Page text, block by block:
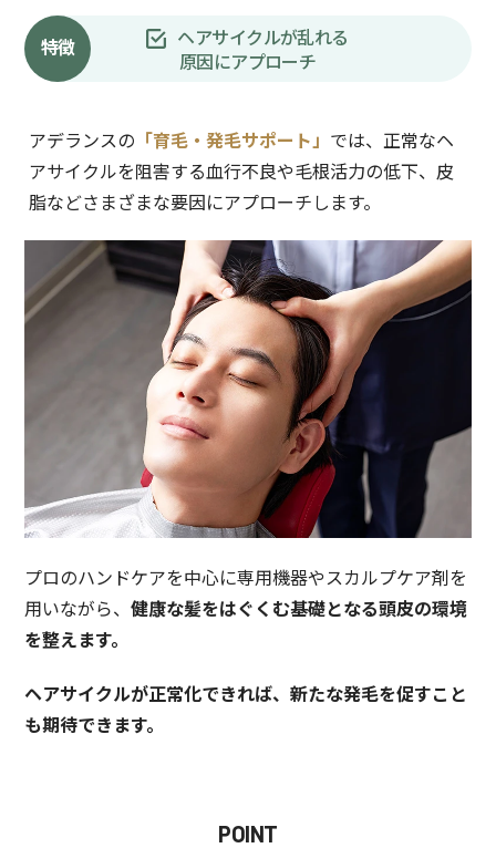
特徴
ヘアサイクルが乱れる
原因にアプローチ
アデランスの 「育毛・発毛サポート」 では、正常なヘ
アサイクルを阻害する血行不良や毛根活力の低下、皮
脂などさまざまな要因にアプローチします。
プロのハンドケアを中心に専用機器やスカルプケア剤を
用いながら、健康な髪をはぐくむ基礎となる頭皮の環境
を整えます。
ヘアサイクルが正常化できれば、新たな発毛を促すこと
も期待できます。
POINT